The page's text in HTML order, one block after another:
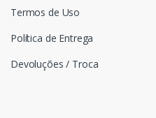
Termos de Uso
Política de Entrega
Devoluções / Troca